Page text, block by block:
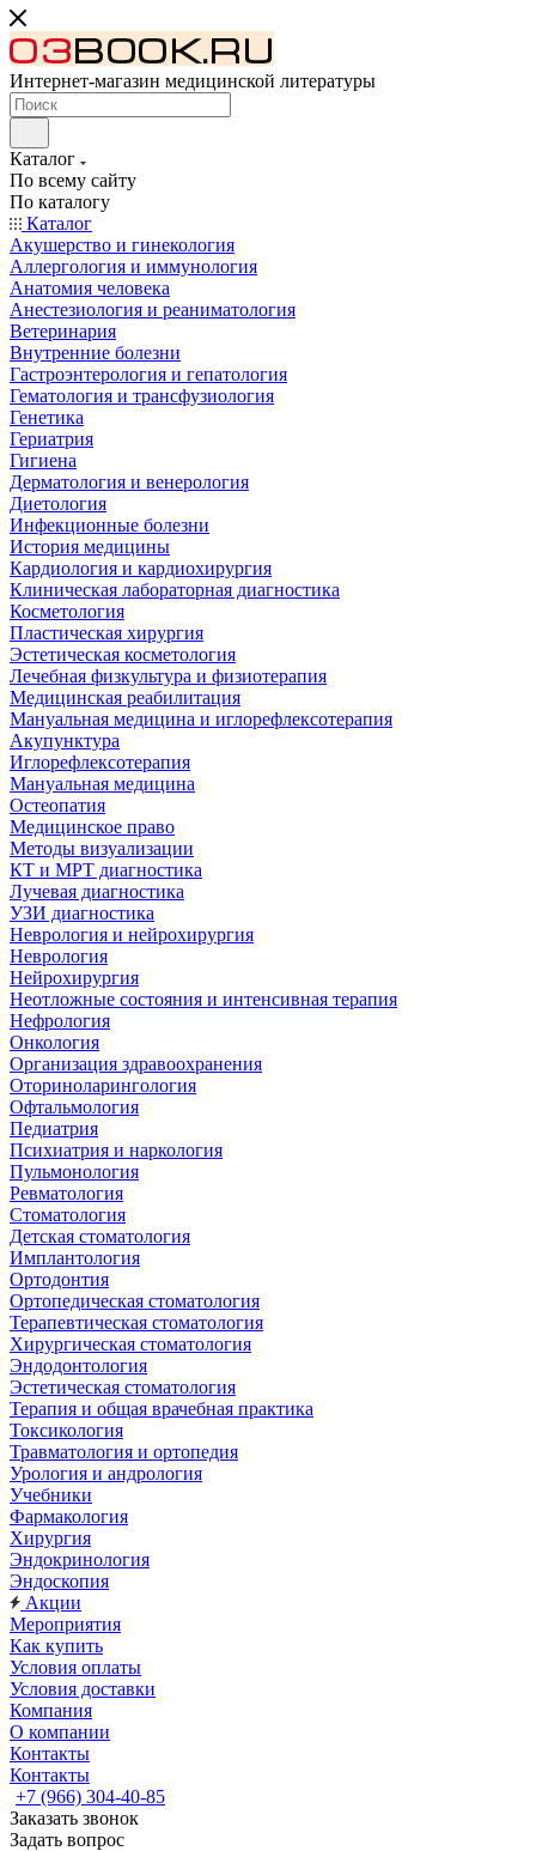
Интернет-магазин медицинской литературы
Каталог
По всему сайту
По каталогу
Каталог
Акушерство и гинекология
Аллергология и иммунология
Анатомия человека
Анестезиология и реаниматология
Ветеринария
Внутренние болезни
Гастроэнтерология и гепатология
Гематология и трансфузиология
Генетика
Гериатрия
Гигиена
Дерматология и венерология
Диетология
Инфекционные болезни
История медицины
Кардиология и кардиохирургия
Клиническая лабораторная диагностика
Косметология
Пластическая хирургия
Эстетическая косметология
Лечебная физкультура и физиотерапия
Медицинская реабилитация
Мануальная медицина и иглорефлексотерапия
Акупунктура
Иглорефлексотерапия
Мануальная медицина
Остеопатия
Медицинское право
Методы визуализации
КТ и МРТ диагностика
Лучевая диагностика
УЗИ диагностика
Неврология и нейрохирургия
Неврология
Нейрохирургия
Неотложные состояния и интенсивная терапия
Нефрология
Онкология
Организация здравоохранения
Оториноларингология
Офтальмология
Педиатрия
Психиатрия и наркология
Пульмонология
Ревматология
Стоматология
Детская стоматология
Имплантология
Ортодонтия
Ортопедическая стоматология
Терапевтическая стоматология
Хирургическая стоматология
Эндодонтология
Эстетическая стоматология
Терапия и общая врачебная практика
Токсикология
Травматология и ортопедия
Урология и андрология
Учебники
Фармакология
Хирургия
Эндокринология
Эндоскопия
Акции
Мероприятия
Как купить
Условия оплаты
Условия доставки
Компания
О компании
Контакты
Контакты
+7 (966) 304-40-85
Заказать звонок
Задать вопрос